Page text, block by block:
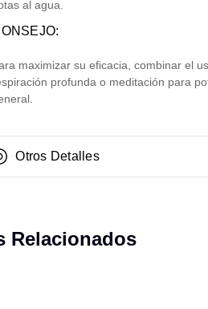
al agua.
maximizar su eficacia, combinar el
profunda o meditación para
Otros Detalles
Relacionados